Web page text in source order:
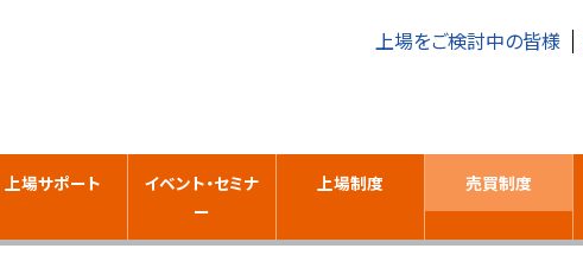
上場をご検討中の皆様
上場サポート
イベント・セミナ
ー
上場制度 売買制度